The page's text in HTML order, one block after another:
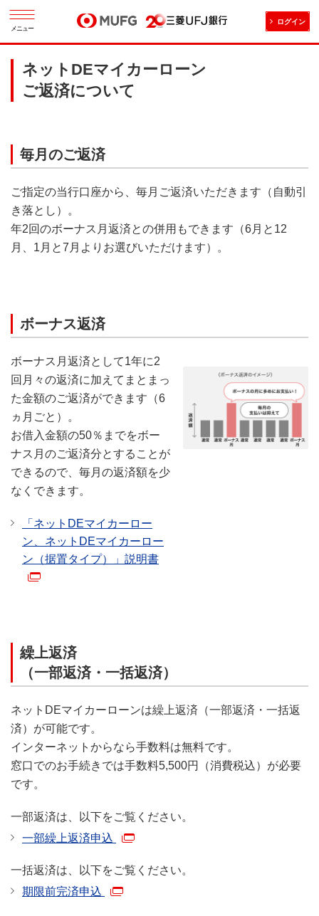
メニュー
ログイン
ネットDEマイカーローン
ご返済について
毎月のご返済
ご指定の当行口座から、毎月ご返済いただきます（自動引
き落とし）。
年2回のボーナス月返済との併用もできます（6月と12
月、1月と7月よりお選びいただけます）。
ボーナス返済
ボーナス月返済として1年に2
回月々の返済に加えてまとまっ
た金額のご返済ができます（6
ヵ月ごと）。
お借入金額の50％までをボー
ナス月のご返済分とすることが
できるので、毎月の返済額を少
なくできます。
「ネットDEマイカーロー
ン、ネットDEマイカーロー
ン（据置タイプ）」説明書
繰上返済
（一部返済・一括返済）
ネットDEマイカーローンは繰上返済（一部返済・一括返
済）が可能です。
インターネットからなら手数料は無料です。
窓口でのお手続きでは手数料5,500円（消費税込）が必要
です。
一部返済は、以下をご覧ください。
一部繰上返済申込
一括返済は、以下をご覧ください。
期限前完済申込